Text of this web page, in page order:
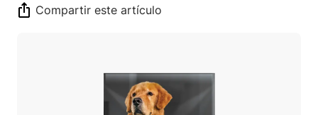
Compartir este artículo